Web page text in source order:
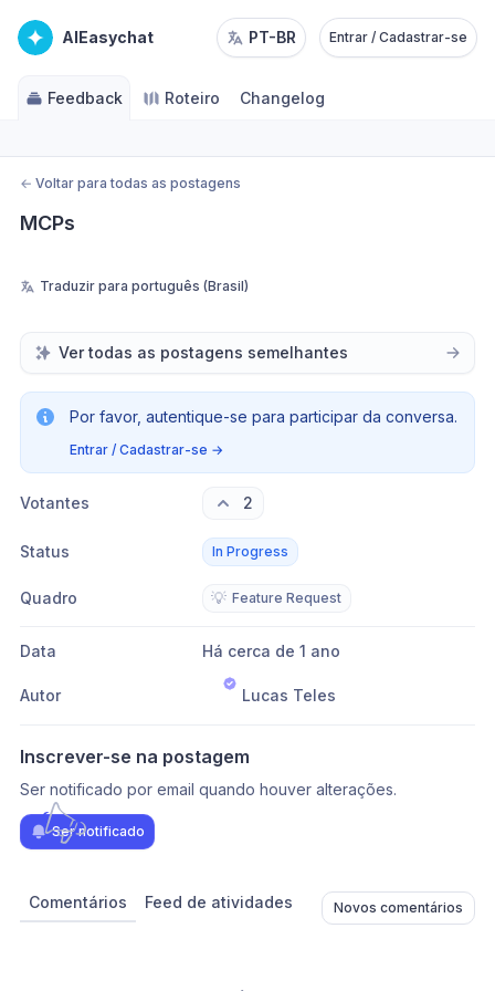
AIEasychat PT-BR Entrar / Cadastrar-se
Feedback Roteiro Changelog
← Voltar para todas as postagens
MCPs
Traduzir para português (Brasil)
Ver todas as postagens semelhantes
Por favor, autentique-se para participar da conversa.
Entrar / Cadastrar-se →
Votantes 2
Status In Progress
Quadro 💡 Feature Request
Data Há cerca de 1 ano
Autor Lucas Teles
Inscrever-se na postagem
Ser notificado por email quando houver alterações.
Ser notificado
Comentários Feed de atividades Novos comentários